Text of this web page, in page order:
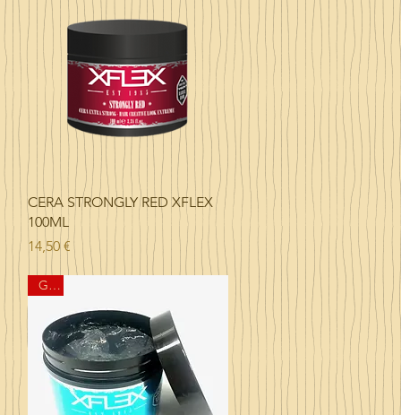
Vista rápida
CERA STRONGLY RED XFLEX
100ML
Precio
14,50 €
GEL